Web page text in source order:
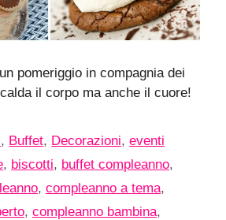
pomeriggio in compagnia dei
il corpo ma anche il cuore!
, Buffet, Decorazioni,eventi
, biscotti, buffet compleanno,
, compleanno a tema,
, compleanno bambina,